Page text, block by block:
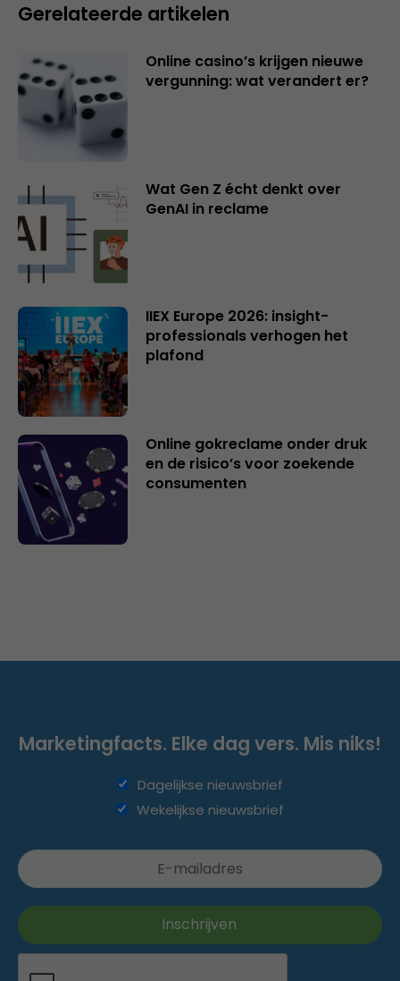
Gerelateerde artikelen
Online casino’s krijgen nieuwe
vergunning: wat verandert er?
Wat Gen Z écht denkt over
GenAI in reclame
IIEX Europe 2026: insight-
professionals verhogen het
plafond
Online gokreclame onder druk
en de risico’s voor zoekende
consumenten
Marketingfacts. Elke dag vers. Mis niks!
Dagelijkse nieuwsbrief
Wekelijkse nieuwsbrief